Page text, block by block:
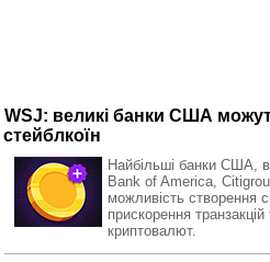
WSJ: великі банки США
стейблкоїн
Найбільші банки США,
Bank of America,
можливість створення
прискорення транзакцій
криптовалют.